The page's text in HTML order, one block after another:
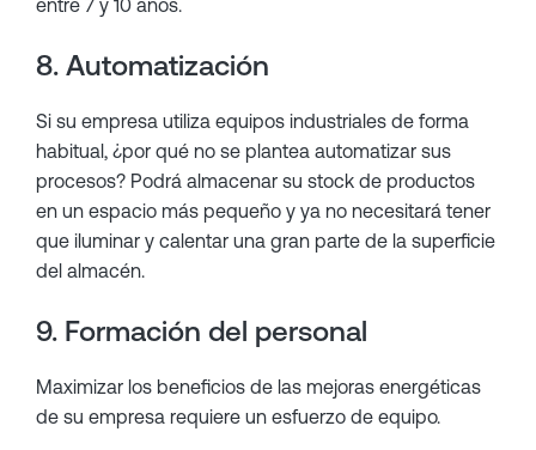
entre 7 y 10 años.
8. Automatización
Si su empresa utiliza equipos industriales de forma
habitual, ¿por qué no se plantea automatizar sus
procesos? Podrá almacenar su stock de productos
en un espacio más pequeño y ya no necesitará tener
que iluminar y calentar una gran parte de la superficie
del almacén.
9. Formación del personal
Maximizar los beneficios de las mejoras energéticas
de su empresa requiere un esfuerzo de equipo.